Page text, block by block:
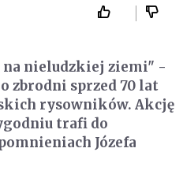
na nieludzkiej ziemi" -
zbrodni sprzed 70 lat
rysowników. Akcję
trafi do
Józefa